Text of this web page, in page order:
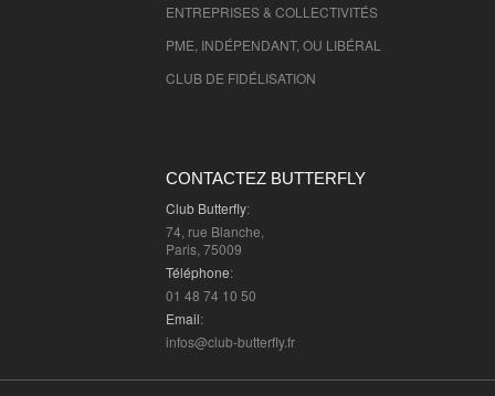
ENTREPRISES & COLLECTIVITÉS
PME, INDÉPENDANT, OU LIBÉRAL
CLUB DE FIDÉLISATION
CONTACTEZ BUTTERFLY
Club Butterfly:
74, rue Blanche,
Paris, 75009
Téléphone:
01 48 74 10 50
Email:
infos@club-butterfly.fr